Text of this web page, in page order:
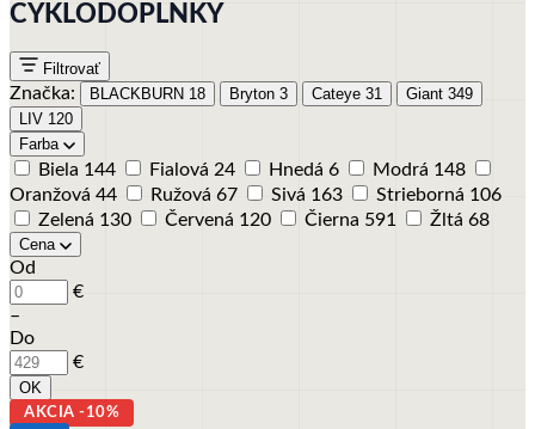
CYKLODOPLNKY
Filtrovať
Značka: BLACKBURN 18 Bryton 3 Cateye 31 Giant 349
LIV 120
Farba
Biela 144 Fialová 24 Hnedá 6 Modrá 148
Oranžová 44 Ružová 67 Sivá 163 Strieborná 106
Zelená 130 Červená 120 Čierna 591 Žltá 68
Cena
Od
€
–
Do
€
OK
AKCIA -10%